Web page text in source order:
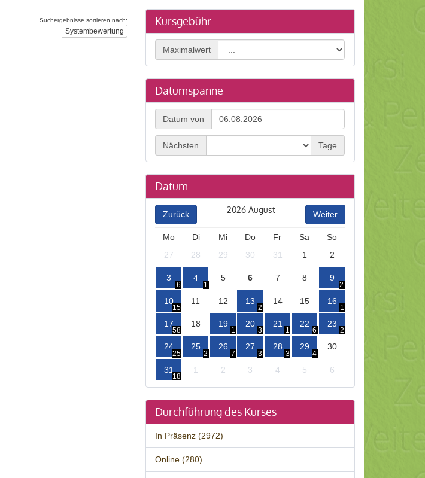
Suchergebnisse sortieren nach:
Systembewertung
Kursgebühr
Maximalwert
Datumspanne
Datum von
von
Nächsten Tage
Datum
Zurück 2026 August Weiter
Mo Di Mi Do Fr Sa
So
27
28 29 30 31 1 2
3
6
4
1
5 6 7 8 9
2
10
15
11 12 13
2
14 15 16
1
17
58
18 19
1
20
3
21
1
22
6
23
2
24
25
25
2
26
7
27
3
28
3
29
4
30
31
18
1 2 3 4 5 6
Durchführung des Kurses
In Präsenz (2972)
Online (280)